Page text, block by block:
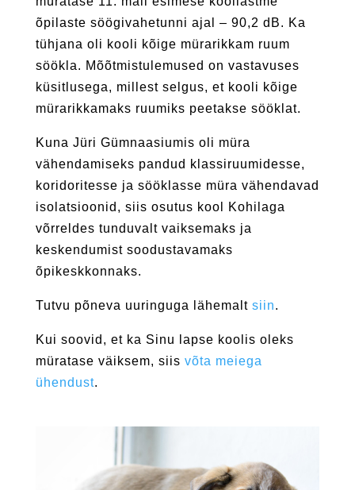
õpilaste söögivahetunni ajal – 90,2 dB. Ka
tühjana oli kooli kõige mürarikkam ruum
söökla. Mõõtmistulemused on vastavuses
küsitlusega, millest selgus, et kooli kõige
mürarikkamaks ruumiks peetakse sööklat.
Kuna Jüri Gümnaasiumis oli müra
vähendamiseks pandud klassiruumidesse,
koridoritesse ja sööklasse müra vähendavad
isolatsioonid, siis osutus kool Kohilaga
võrreldes tunduvalt vaiksemaks ja
keskendumist soodustavamaks
õpikeskkonnaks.
Tutvu põneva uuringuga lähemalt siin.
Kui soovid, et ka Sinu lapse koolis oleks
müratase väiksem, siis võta meiega
ühendust.